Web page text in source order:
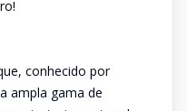
conhecido por
ampla gama de